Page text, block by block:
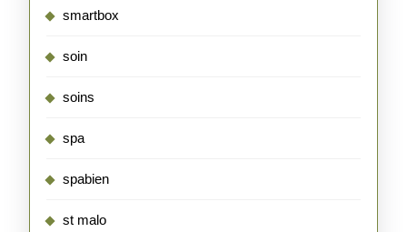
smartbox
soin
soins
spa
spabien
st malo